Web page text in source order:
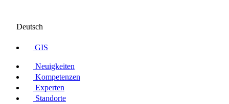
Deutsch
GIS
Neuigkeiten
Kompetenzen
Experten
Standorte